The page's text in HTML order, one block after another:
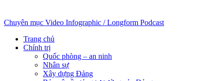
Chuyên mục Video Infographic / Longform Podcast
Trang chủ
Chính trị
Quốc phòng – an ninh
Nhân sự
Xây dựng Đảng